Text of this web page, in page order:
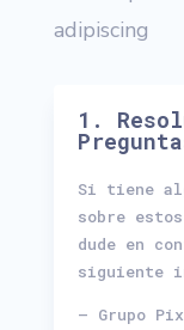
adipiscing
1.
Si tiene
sobre
dude en
siguiente
– Grupo